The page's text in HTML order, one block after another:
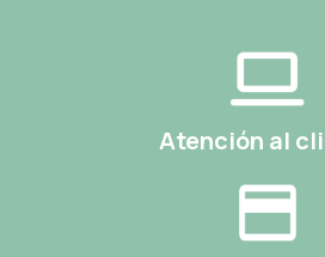
Atención al